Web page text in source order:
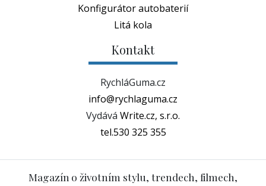
Konfigurátor autobaterií
Litá kola
Kontakt
RychláGuma.cz
info@rychlaguma.cz
Vydává Write.cz, s.r.o.
tel.530 325 355
Magazín o životním stylu, trendech, filmech,